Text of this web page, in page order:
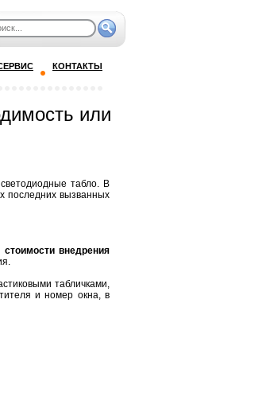
КОНТАКТЫ
или
табло. В
последних вызванных
стоимости внедрения
табличками,
и номер окна, в